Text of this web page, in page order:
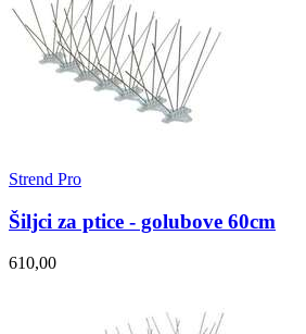
Strend Pro
Šiljci za ptice - golubove 60cm
610,00